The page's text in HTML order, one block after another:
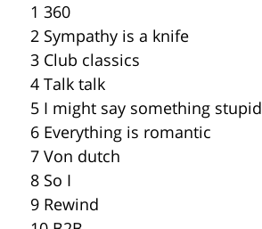
1 360
2 Sympathy is a knife
3 Club classics
4 Talk talk
5 I might say something stupid
6 Everything is romantic
7 Von dutch
8 So I
9 Rewind